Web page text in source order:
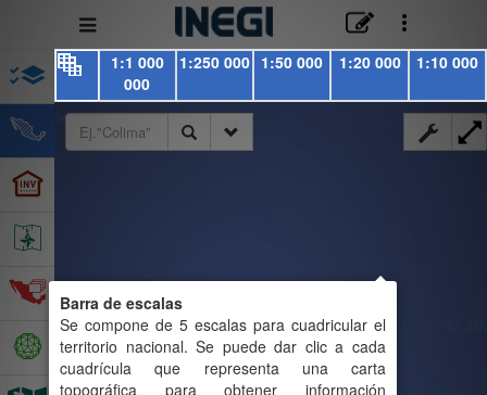
Menú
de
navegación
1:1 000
000
1:250 000 1:50 000 1:20 000 1:10 000
Barra de escalas